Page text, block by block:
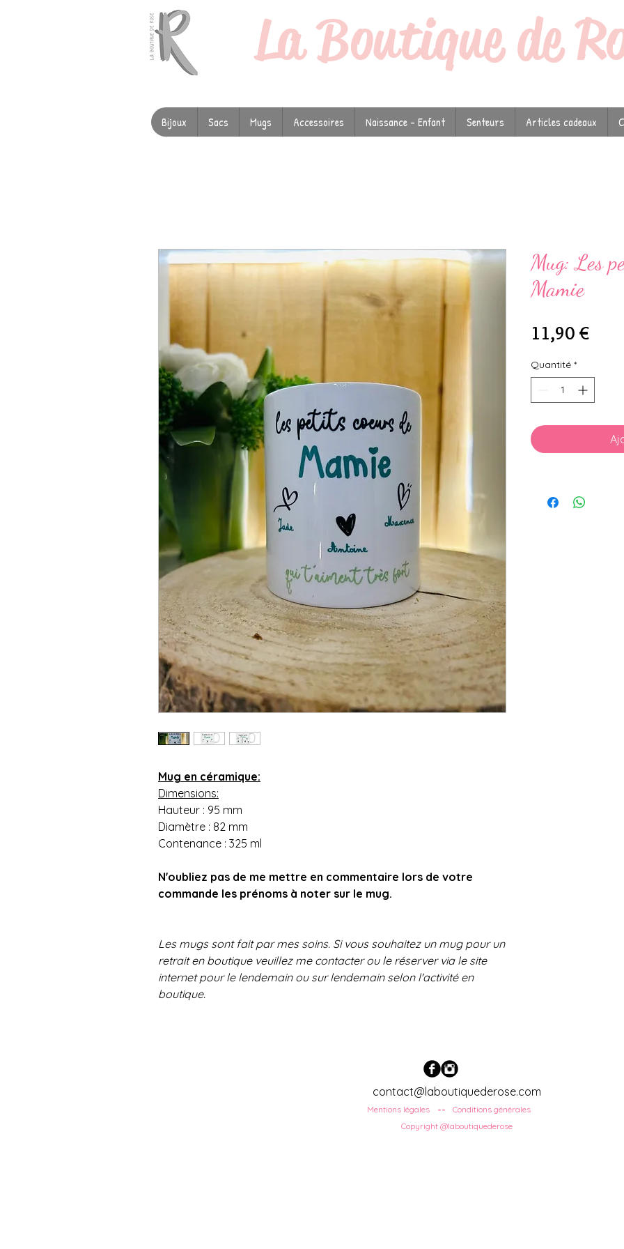
LaBoutique de
Bijoux Sacs Mugs Accessoires Naissance - Enfant Senteurs Articles cadeaux
Mug en céramique:
Dimensions:
Hauteur : 95 mm
Diamètre : 82 mm
Contenance : 325 ml
N'oubliez pas de me mettre en commentaire lors de votre
commande les prénoms à noter sur le mug.
Les mugs sont fait par mes soins. Si vous souhaitez un mug pour un
retrait en boutique veuillez me contacter ou le réserver via le site
internet pour le lendemain ou sur lendemain selon l'activité en
boutique.
Mug: Les
Mamie
11,90 €Prix
Quantité *
contact@laboutiquederose.com
Mentions légales Conditions générales
--
Copyright @laboutiquederose